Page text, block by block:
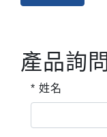
產品詢問
* 姓名